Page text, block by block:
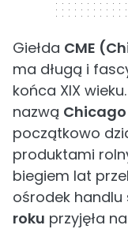
Giełda CME
ma długą i
końca XIX
nazwą
początkowo
produktami
biegiem lat
ośrodek
roku przyjęła